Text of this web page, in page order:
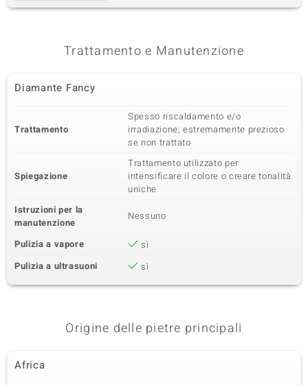
Trattamento e Manutenzione
Diamante Fancy
Trattamento
Spesso riscaldamento e/o
irradiazione; estremamente prezioso
se non trattato
Spiegazione
Trattamento utilizzato per
intensificare il colore o creare tonalità
uniche
Istruzioni per la
manutenzione
Nessuno
Pulizia a vapore
sì
Pulizia a ultrasuoni
sì
Origine delle pietre principali
Africa